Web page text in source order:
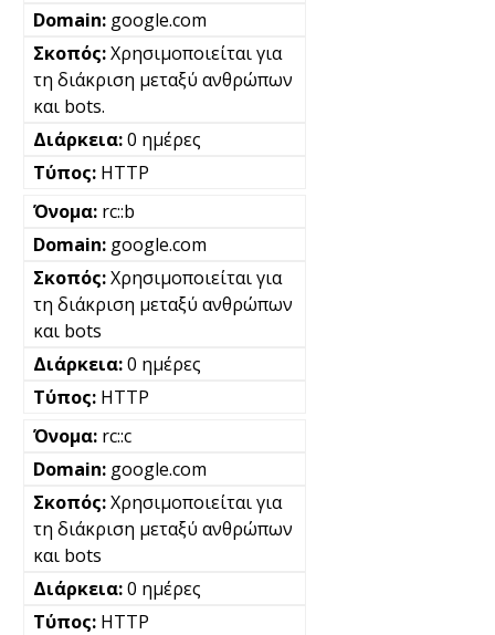
google.com
Χρησιμοποιείται για
τη διάκριση μεταξύ ανθρώπων
και bots.
0 ημέρες
HTTP
rc::b
google.com
Χρησιμοποιείται για
τη διάκριση μεταξύ ανθρώπων
και bots
0 ημέρες
HTTP
rc::c
google.com
Χρησιμοποιείται για
τη διάκριση μεταξύ ανθρώπων
και bots
0 ημέρες
HTTP